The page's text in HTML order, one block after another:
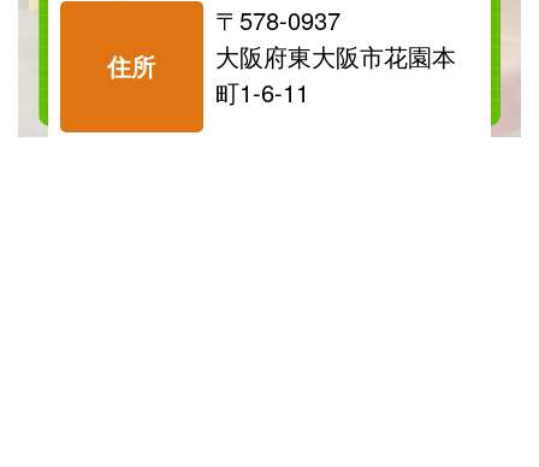
住所
〒578-0937
大阪府東大阪市花園本
町1-6-11
料金表を見る